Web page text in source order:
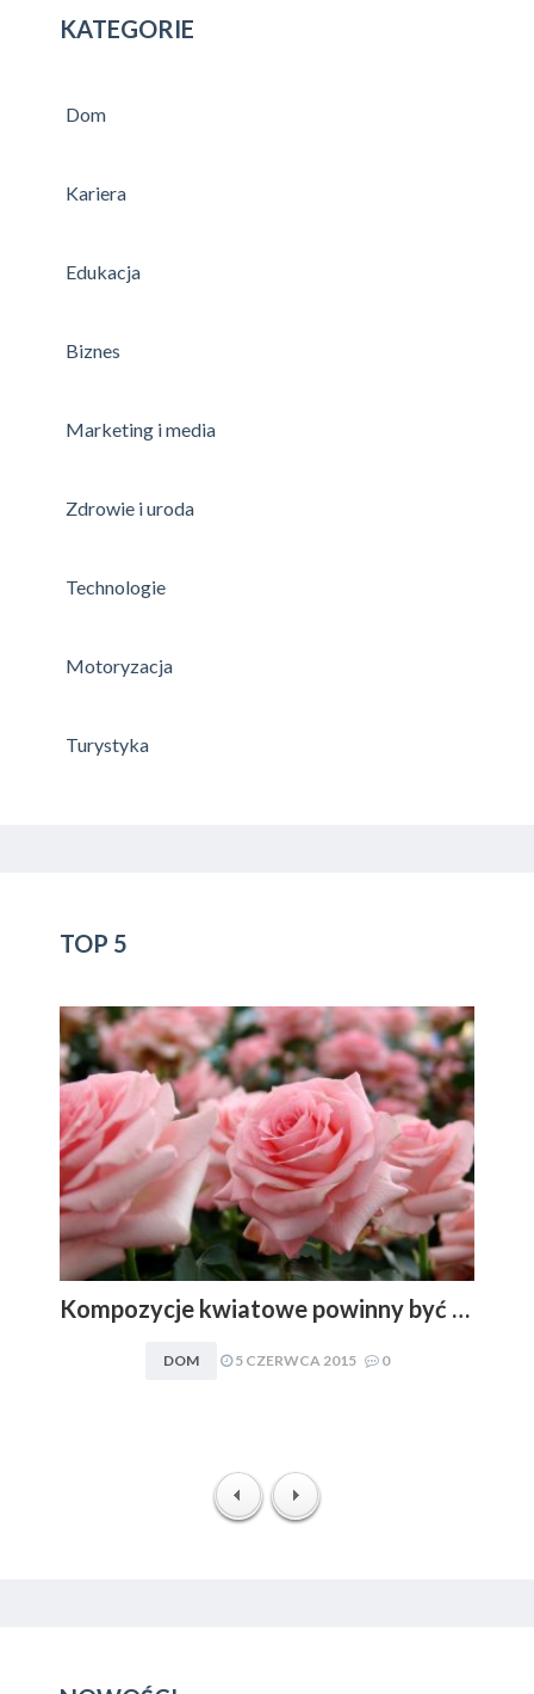
KATEGORIE
Dom
Kariera
Edukacja
Biznes
Marketing i media
Zdrowie i uroda
Technologie
Motoryzacja
Turystyka
TOP 5
Kompozycje kwiatowe powinny być dopasowywane do charakteru i stylu aranżacyjnego wnętrza. Obowiązuje zasada: im mniej, tym lepiej
DOM 5 CZERWCA 2015 0